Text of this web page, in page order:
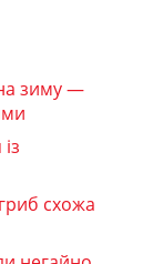
зиму —
схожа